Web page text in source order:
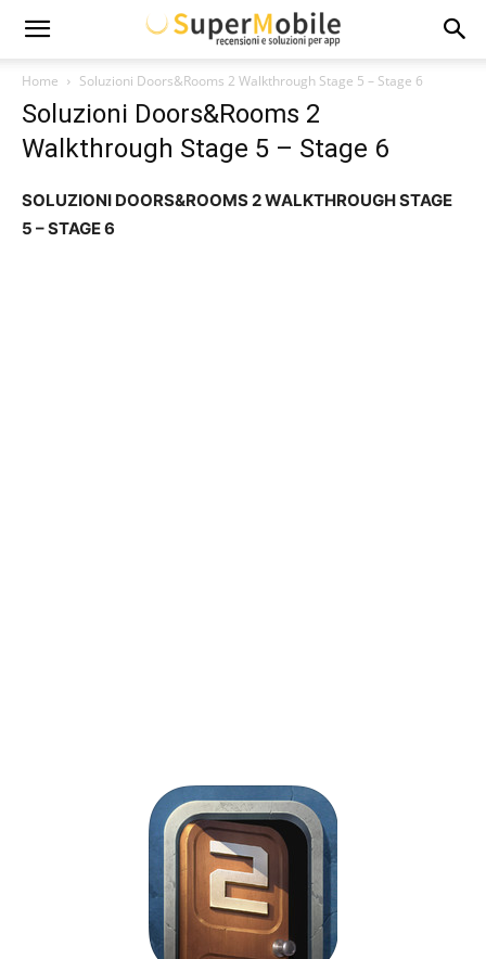
Super
Mobile
Home Soluzioni Doors&Rooms 2 Walkthrough Stage 5 – Stage 6
Soluzioni Doors&Rooms 2
Walkthrough Stage 5 – Stage 6
SOLUZIONI DOORS&ROOMS 2 WALKTHROUGH STAGE
5 – STAGE 6